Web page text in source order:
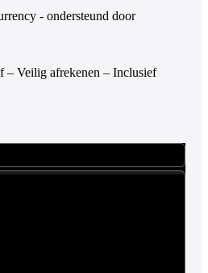
– Veilig afrekenen – Inclusief